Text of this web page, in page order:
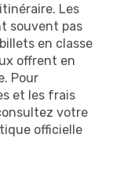
Les
souvent pas
en classe
offrent en
Pour
et les frais
votre
officielle